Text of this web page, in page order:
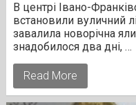
В центрі Івано-
встановили вуличний
завалила новорічна
знадобилося два дні, …
Read More